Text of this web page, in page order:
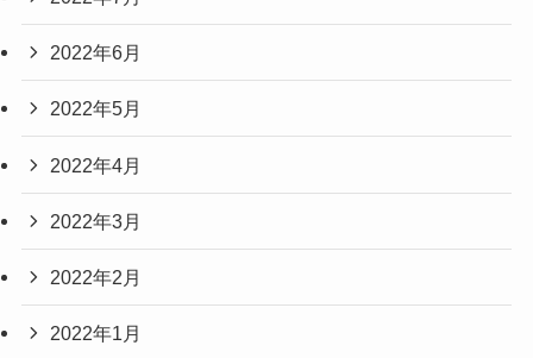
2022年6月
2022年5月
2022年4月
2022年3月
2022年2月
2022年1月